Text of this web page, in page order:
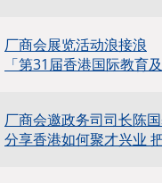
厂商会展览活动浪接浪
「第31届香港国际教育
厂商会邀政务司司长陈
分享香港如何聚才兴业